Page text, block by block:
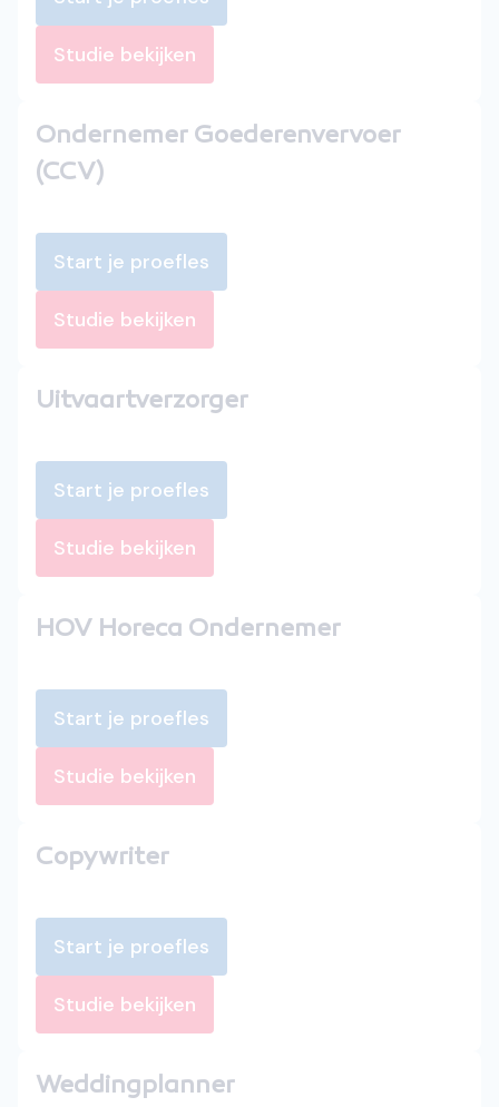
Studie bekijken
Ondernemer Goederenvervoer
(CCV)
Start je proefles
Studie bekijken
Uitvaartverzorger
Start je proefles
Studie bekijken
HOV Horeca Ondernemer
Start je proefles
Studie bekijken
Copywriter
Start je proefles
Studie bekijken
Weddingplanner